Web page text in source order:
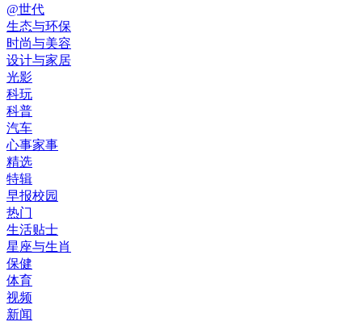
@世代
生态与环保
时尚与美容
设计与家居
光影
科玩
科普
汽车
心事家事
精选
特辑
早报校园
热门
生活贴士
星座与生肖
保健
体育
视频
新闻